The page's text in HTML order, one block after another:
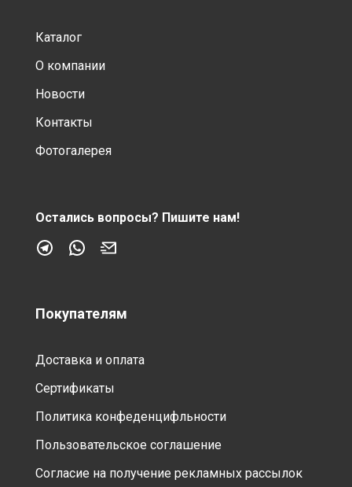
Каталог
О компании
Новости
Контакты
Фотогалерея
Остались вопросы? Пишите нам!
Покупателям
Доставка и оплата
Сертификаты
Политика конфеденцифльности
Пользовательское соглашение
Согласие на получение рекламных рассылок